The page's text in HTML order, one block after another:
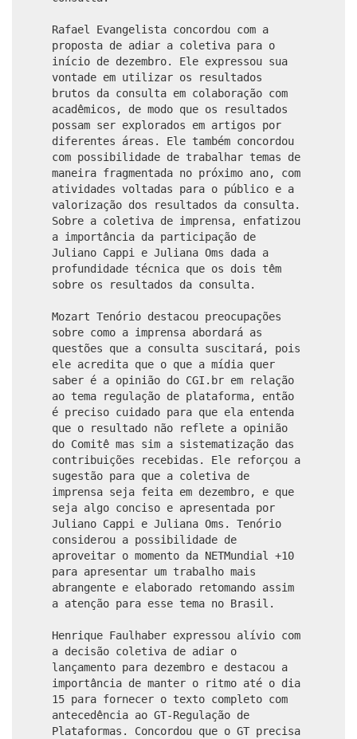
Rafael Evangelista concordou com a
proposta de adiar a coletiva para o
início de dezembro. Ele expressou sua
vontade em utilizar os resultados
brutos da consulta em colaboração com
acadêmicos, de modo que os resultados
possam ser explorados em artigos por
diferentes áreas. Ele também concordou
com possibilidade de trabalhar temas de
maneira fragmentada no próximo ano, com
atividades voltadas para o público e a
valorização dos resultados da consulta.
Sobre a coletiva de imprensa, enfatizou
a importância da participação de
Juliano Cappi e Juliana Oms dada a
profundidade técnica que os dois têm
sobre os resultados da consulta.
Mozart Tenório destacou preocupações
sobre como a imprensa abordará as
questões que a consulta suscitará, pois
ele acredita que o que a mídia quer
saber é a opinião do CGI.br em relação
ao tema regulação de plataforma, então
é preciso cuidado para que ela entenda
que o resultado não reflete a opinião
do Comitê mas sim a sistematização das
contribuições recebidas. Ele reforçou a
sugestão para que a coletiva de
imprensa seja feita em dezembro, e que
seja algo conciso e apresentada por
Juliano Cappi e Juliana Oms. Tenório
considerou a possibilidade de
aproveitar o momento da NETMundial +10
para apresentar um trabalho mais
abrangente e elaborado retomando assim
a atenção para esse tema no Brasil.
Henrique Faulhaber expressou alívio com
a decisão coletiva de adiar o
lançamento para dezembro e destacou a
importância de manter o ritmo até o dia
15 para fornecer o texto completo com
antecedência ao GT-Regulação de
Plataformas. Concordou que o GT precisa